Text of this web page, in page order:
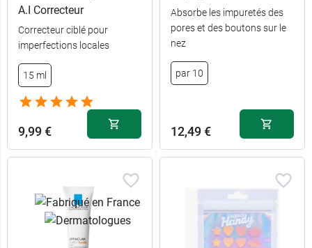
A.I Correcteur
Correcteur ciblé pour
imperfections locales
15 ml
9,99 €
Absorbe les impuretés des
pores et des boutons sur le
nez
par 10
12,49 €